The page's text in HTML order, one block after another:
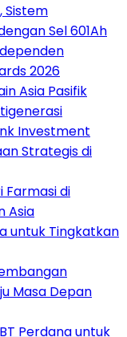
Sistem
Sel 601Ah
2026
Asia Pasifik
Investment
Strategis di
Farmasi di
Asia
untuk Tingkatkan
Masa Depan
Perdana untuk